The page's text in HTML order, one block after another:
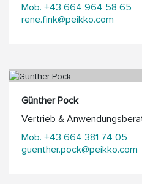
Mob. +43 664 964 58 65
rene.fink@peikko.com
Günther Pock
Vertrieb &
Mob. +43 664 381 74 05
guenther.pock@peikko.com